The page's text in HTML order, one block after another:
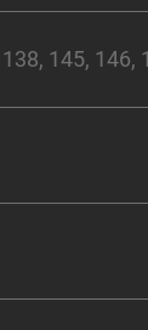
145, 146,